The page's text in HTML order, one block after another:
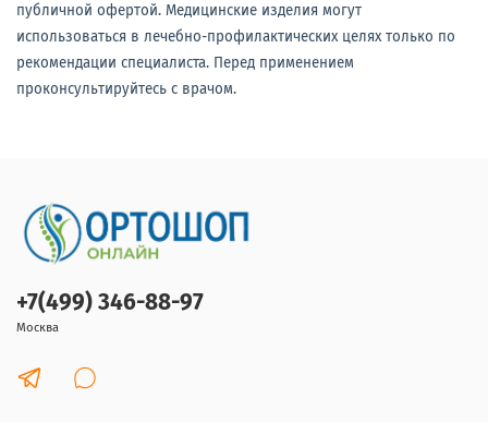
публичной офертой. Медицинские изделия могут
использоваться в лечебно-профилактических целях только по
рекомендации специалиста. Перед применением
проконсультируйтесь с врачом.
+7(499) 346-88-97
Москва